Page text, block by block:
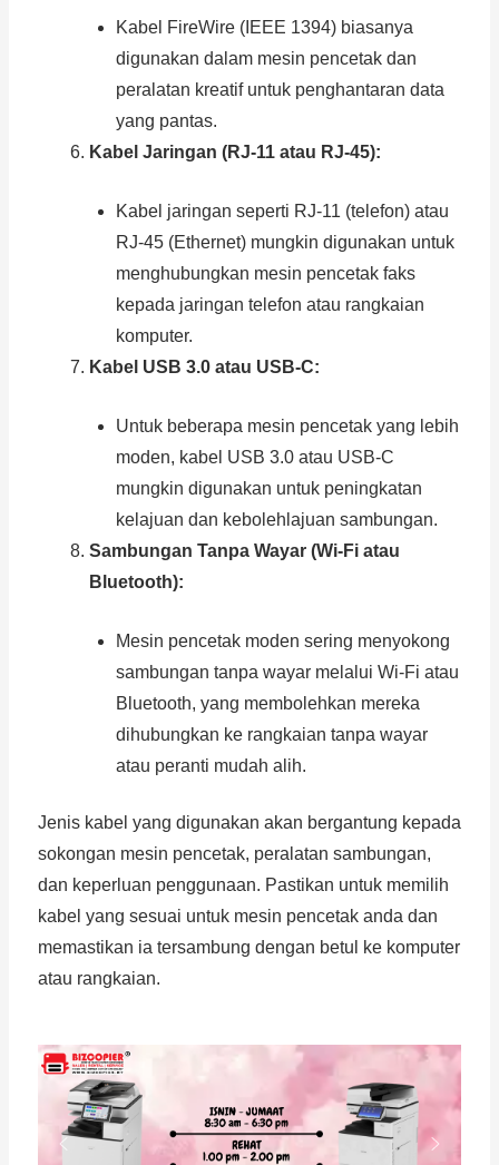
Kabel FireWire (IEEE 1394) biasanya
digunakan dalam mesin pencetak dan
peralatan kreatif untuk penghantaran data
yang pantas.
Kabel Jaringan (RJ-11 atau RJ-45):
Kabel jaringan seperti RJ-11 (telefon) atau
RJ-45 (Ethernet) mungkin digunakan untuk
menghubungkan mesin pencetak faks
kepada jaringan telefon atau rangkaian
komputer.
Kabel USB 3.0 atau USB-C:
Untuk beberapa mesin pencetak yang lebih
moden, kabel USB 3.0 atau USB-C
mungkin digunakan untuk peningkatan
kelajuan dan kebolehlajuan sambungan.
Sambungan Tanpa Wayar (Wi-Fi atau
Bluetooth):
Mesin pencetak moden sering menyokong
sambungan tanpa wayar melalui Wi-Fi atau
Bluetooth, yang membolehkan mereka
dihubungkan ke rangkaian tanpa wayar
atau peranti mudah alih.
Jenis kabel yang digunakan akan bergantung kepada
sokongan mesin pencetak, peralatan sambungan,
dan keperluan penggunaan. Pastikan untuk memilih
kabel yang sesuai untuk mesin pencetak anda dan
memastikan ia tersambung dengan betul ke komputer
atau rangkaian.